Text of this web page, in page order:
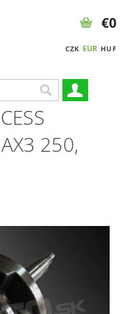
CZK EUR HUF
€0
250,